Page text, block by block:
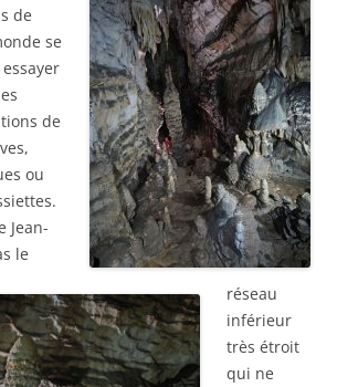
de
se
de
ou
Jean-
le
réseau
inférieur
très étroit
qui ne